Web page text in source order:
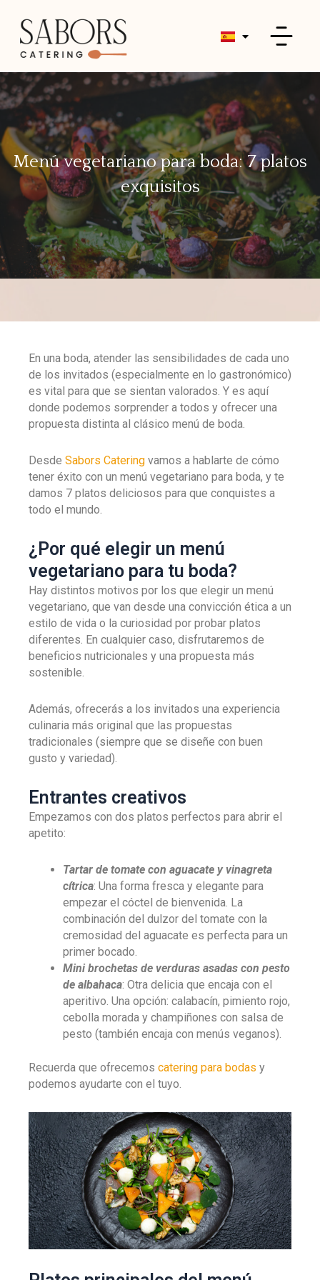
Menú vegetariano para boda: 7 platos
exquisitos
En una boda, atender las sensibilidades de cada uno
de los invitados (especialmente en lo gastronómico)
es vital para que se sientan valorados. Y es aquí
donde podemos sorprender a todos y ofrecer una
propuesta distinta al clásico menú de boda.
Desde Sabors Catering vamos a hablarte de cómo
tener éxito con un menú vegetariano para boda, y te
damos 7 platos deliciosos para que conquistes a
todo el mundo.
¿Por qué elegir un menú
vegetariano para tu boda?
Hay distintos motivos por los que elegir un menú
vegetariano, que van desde una convicción ética a un
estilo de vida o la curiosidad por probar platos
diferentes. En cualquier caso, disfrutaremos de
beneficios nutricionales y una propuesta más
sostenible.
Además, ofrecerás a los invitados una experiencia
culinaria más original que las propuestas
tradicionales (siempre que se diseñe con buen
gusto y variedad).
Entrantes creativos
Empezamos con dos platos perfectos para abrir el
apetito:
Tartar de tomate con aguacate y vinagreta
cítrica: Una forma fresca y elegante para
empezar el cóctel de bienvenida. La
combinación del dulzor del tomate con la
cremosidad del aguacate es perfecta para un
primer bocado.
Mini brochetas de verduras asadas con pesto
de albahaca: Otra delicia que encaja con el
aperitivo. Una opción: calabacín, pimiento rojo,
cebolla morada y champiñones con salsa de
pesto (también encaja con menús veganos).
Recuerda que ofrecemos catering para bodas y
podemos ayudarte con el tuyo.